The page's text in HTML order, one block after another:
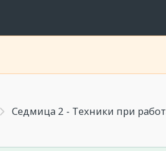
Седмица 2 - Техники при работа със